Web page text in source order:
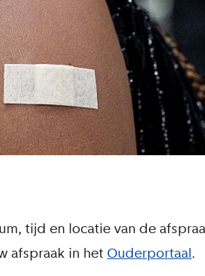
tijd en locatie van de
afspraak in het Ouderportaal.